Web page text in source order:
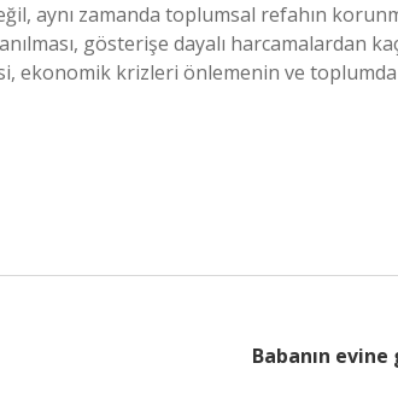
aynı zamanda toplumsal refahın
gösterişe dayalı harcamalardan
ekonomik krizleri önlemenin ve
Babanın